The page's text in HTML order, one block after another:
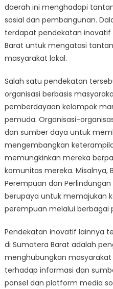
daerah ini menghadapi
sosial dan pembangunan.
terdapat pendekatan
Barat untuk mengatasi
masyarakat lokal.
Salah satu pendekatan
organisasi berbasis
pemberdayaan kelompok
pemuda. Organisasi-
dan sumber daya untuk
mengembangkan
memungkinkan mereka
komunitas mereka. Misalnya,
Perempuan dan
berupaya untuk memajukan
perempuan melalui berbagai
Pendekatan inovatif lainnya
di Sumatera Barat adalah
menghubungkan
terhadap informasi dan
ponsel dan platform media